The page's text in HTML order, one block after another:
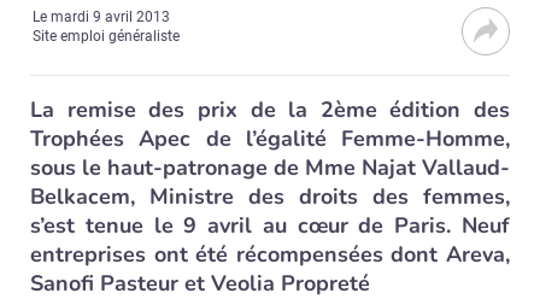
Lemardi 9 avril 2013
Site emploi généraliste
La remise des prix de la 2ème édition des
Trophées Apec de l’égalité Femme-Homme,
sous le haut-patronage de Mme Najat Vallaud-
Belkacem, Ministre des droits des femmes,
s’est tenue le 9 avril au cœur de Paris. Neuf
entreprises ont été récompensées dont Areva,
Sanofi Pasteur et Veolia Propreté